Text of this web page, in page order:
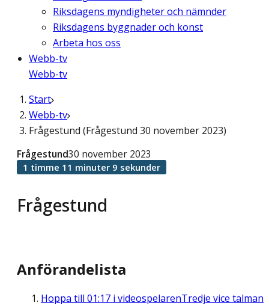
Riksdagens myndigheter och nämnder
Riksdagens byggnader och konst
Arbeta hos oss
Webb-tv
Webb-tv
Start
Webb-tv
Frågestund (Frågestund 30 november 2023)
Frågestund
Frågestund30 november 2023
1 timme 11 minuter 9 sekunder
Anförandelista
Hoppa till 01:17 i videospelarenTredje vice talman